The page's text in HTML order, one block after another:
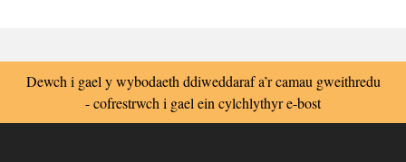
Dewch i gael y wybodaeth ddiweddaraf a’r camau gweithredu
- cofrestrwch i gael ein cylchlythyr e-bost